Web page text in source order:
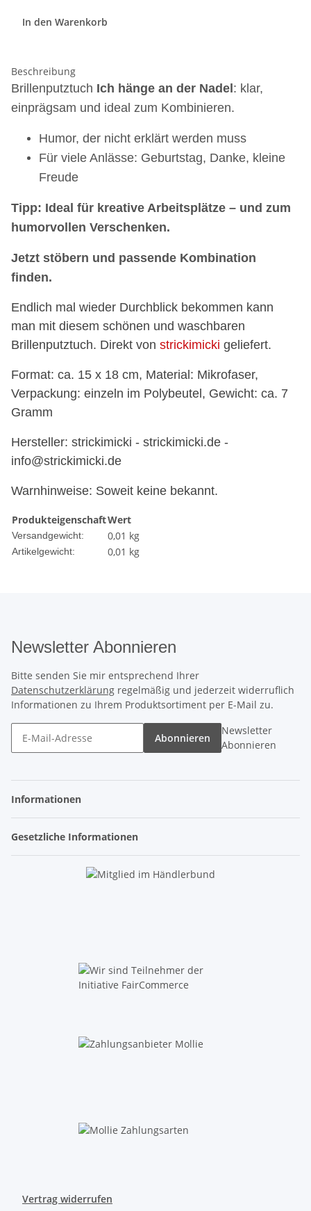
In den Warenkorb
Beschreibung
Brillenputztuch Ich hänge an der Nadel : klar,
einprägsam und ideal zum Kombinieren.
Humor, der nicht erklärt werden muss
Für viele Anlässe: Geburtstag, Danke, kleine
Freude
Tipp: Ideal für kreative Arbeitsplätze – und zum
humorvollen Verschenken.
Jetzt stöbern und passende Kombination
finden.
Endlich mal wieder Durchblick bekommen kann
man mit diesem schönen und waschbaren
Brillenputztuch. Direkt von strickimicki geliefert.
Format: ca. 15 x 18 cm, Material: Mikrofaser,
Verpackung: einzeln im Polybeutel, Gewicht: ca. 7
Gramm
Hersteller: strickimicki - strickimicki.de -
info@strickimicki.de
Warnhinweise: Soweit keine bekannt.
ProdukteigenschaftWert
Versandgewicht: 0,01 kg
Artikelgewicht: 0,01 kg
Newsletter Abonnieren
Bitte senden Sie mir entsprechend Ihrer
Datenschutzerklärung regelmäßig und jederzeit widerruflich
Informationen zu Ihrem Produktsortiment per E-Mail zu.
Abonnieren
Newsletter
Abonnieren
Informationen
Gesetzliche Informationen
Vertrag widerrufen